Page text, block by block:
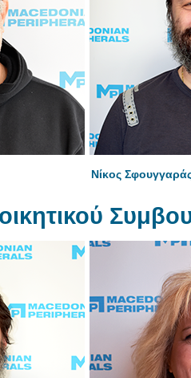
Νίκος